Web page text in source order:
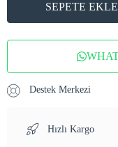
SEPETE EKLE
Destek Merkezi
Hızlı Kargo